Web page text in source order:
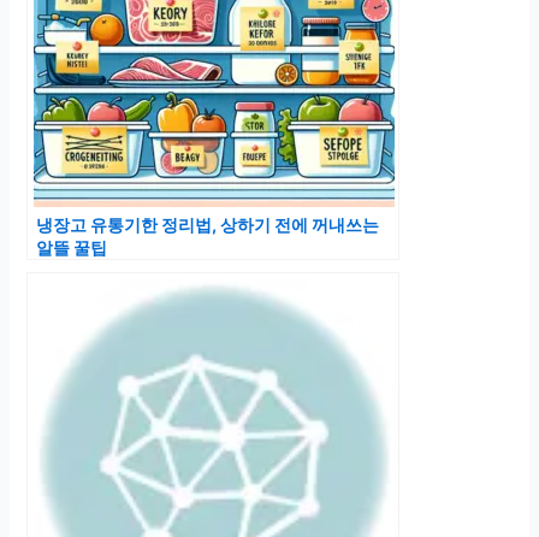
냉장고 유통기한 정리법, 상하기 전에 꺼내쓰는
알뜰 꿀팁